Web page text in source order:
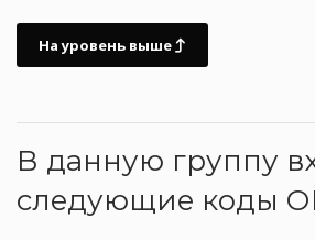
На уровень выше
В данную группу
следующие коды